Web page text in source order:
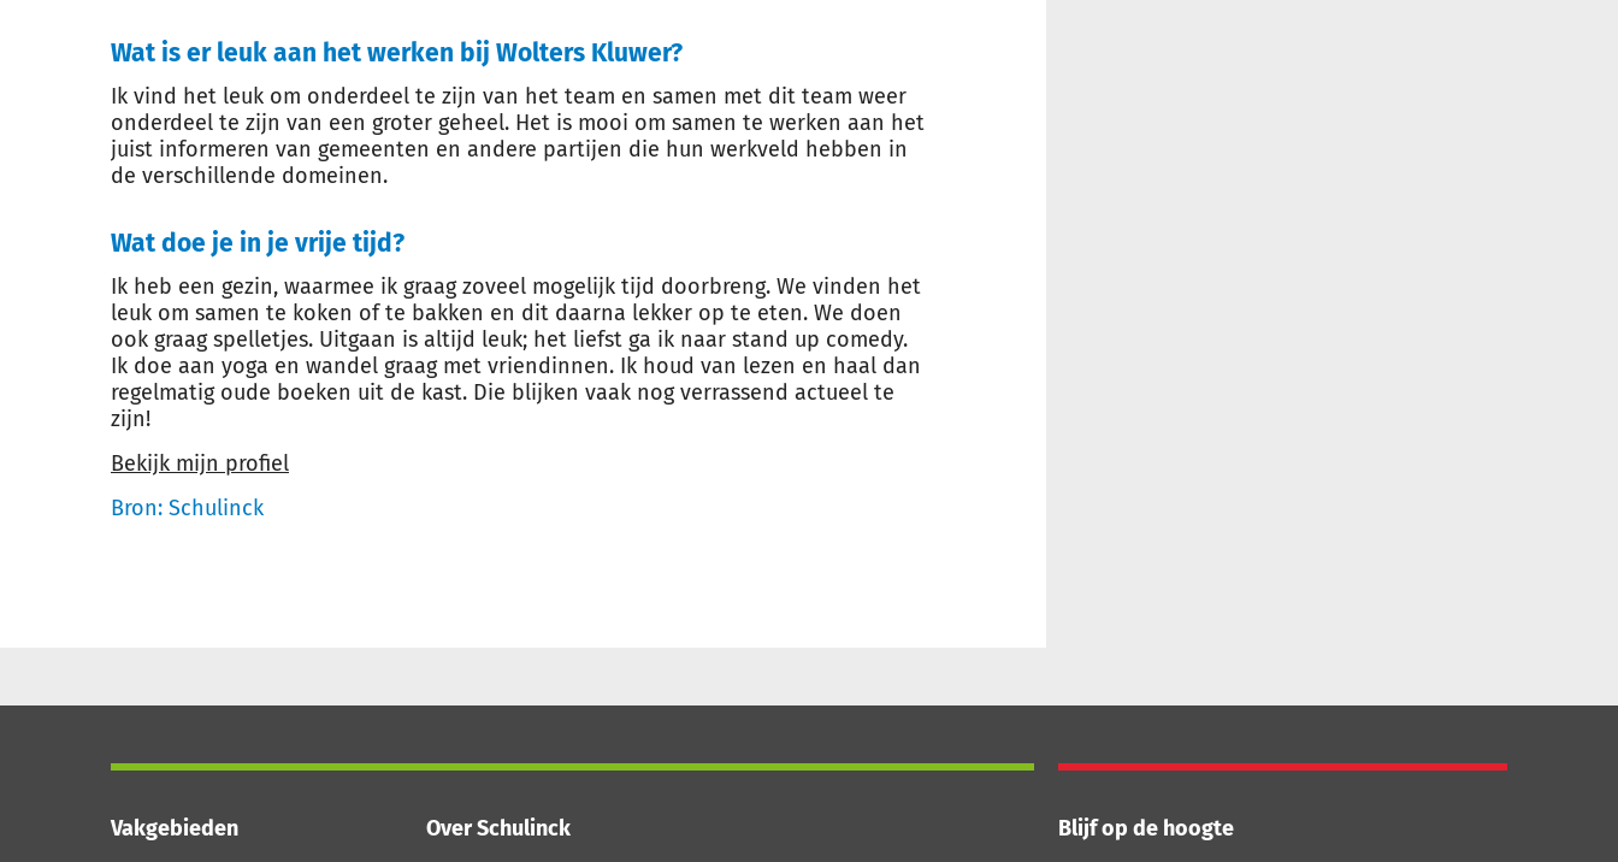
Wat is er leuk aan het werken bij Wolters Kluwer?
Ik vind het leuk om onderdeel te zijn van het team en samen met dit team weer
onderdeel te zijn van een groter geheel. Het is mooi om samen te werken aan het
juist informeren van gemeenten en andere partijen die hun werkveld hebben in
de verschillende domeinen.
Wat doe je in je vrije tijd?
Ik heb een gezin, waarmee ik graag zoveel mogelijk tijd doorbreng. We vinden het
leuk om samen te koken of te bakken en dit daarna lekker op te eten. We doen
ook graag spelletjes. Uitgaan is altijd leuk; het liefst ga ik naar stand up comedy.
Ik doe aan yoga en wandel graag met vriendinnen. Ik houd van lezen en haal dan
regelmatig oude boeken uit de kast. Die blijken vaak nog verrassend actueel te
zijn!
Bekijk mijn profiel
Bron: Schulinck
Vakgebieden
Over Schulinck
Blijf op de hoogte